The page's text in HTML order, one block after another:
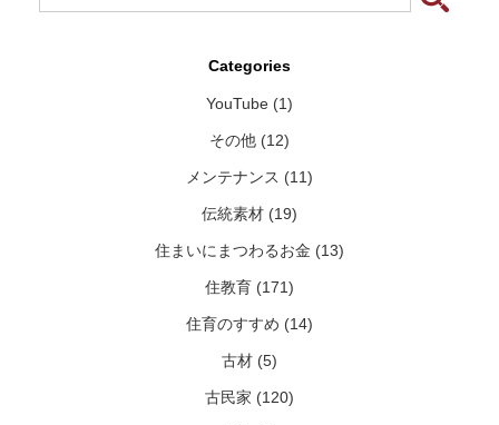
Categories
YouTube (1)
その他 (12)
メンテナンス (11)
伝統素材 (19)
住まいにまつわるお金 (13)
住教育 (171)
住育のすすめ (14)
古材 (5)
古民家 (120)